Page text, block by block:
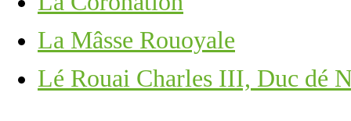
La Mâsse Rouoyale
Lé Rouai Charles III, Duc dé